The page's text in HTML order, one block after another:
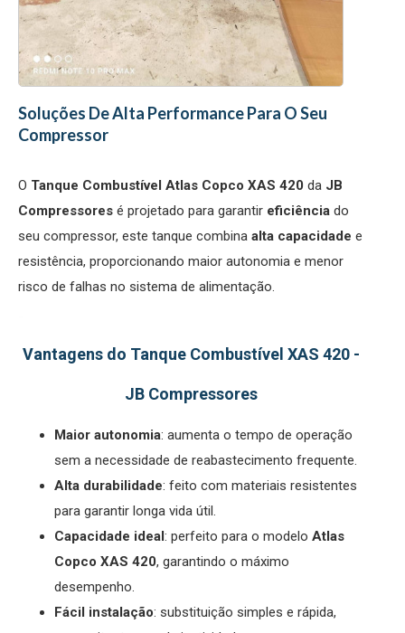
Soluções De Alta Performance Para O Seu
Compressor
O Tanque Combustível Atlas Copco XAS 420 da JB
Compressores é projetado para garantir eficiência do
seu compressor, este tanque combina alta capacidade e
resistência, proporcionando maior autonomia e menor
risco de falhas no sistema de alimentação.
Vantagens do Tanque Combustível XAS 420 -
JB Compressores
Maior autonomia: aumenta o tempo de operação
sem a necessidade de reabastecimento frequente.
Alta durabilidade: feito com materiais resistentes
para garantir longa vida útil.
Capacidade ideal: perfeito para o modelo Atlas
Copco XAS 420, garantindo o máximo
desempenho.
Fácil instalação: substituição simples e rápida,